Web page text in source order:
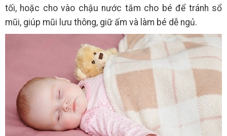
tối, hoặc cho vào chậu nước tắm cho bé để tránh sổ
mũi, giúp mũi lưu thông, giữ ấm và làm bé dễ ngủ.